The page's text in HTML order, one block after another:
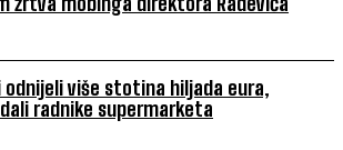
odnijeli više stotina hiljada eura,
radnike supermarketa